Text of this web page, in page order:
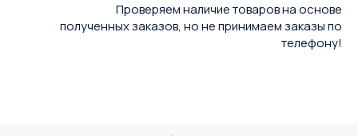
Проверяем наличие товаров на основе
полученных заказов, но не принимаем заказы по
телефону!